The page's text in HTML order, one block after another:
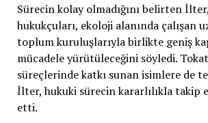
Sürecin kolay olmadığını belirten
hukukçuları, ekoloji alanında çalışan
toplum kuruluşlarıyla birlikte geniş
mücadele yürütüleceğini söyledi.
süreçlerinde katkı sunan isimlere de
İlter, hukuki sürecin kararlılıkla takip
etti.